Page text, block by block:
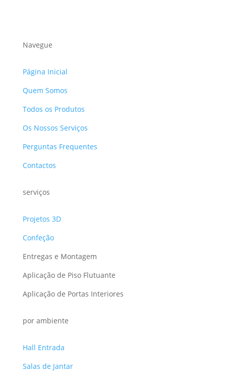
Navegue
Página Inicial
Quem Somos
Todos os Produtos
Os Nossos Serviços
Perguntas Frequentes
Contactos
serviços
Projetos 3D
Confeção
Entregas e Montagem
Aplicação de Piso Flutuante
Aplicação de Portas Interiores
por ambiente
Hall Entrada
Salas de Jantar